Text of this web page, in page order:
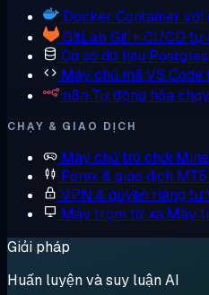
Docker Container với
GitLab Git + CI/CD tự
Cơ sở dữ liệu
Máy chủ mãVS
n8n Tự động hóa
CHẠY & GIAO DỊCH
Máy chủ trò chơi
Forex & giao dịch
VPN & quyền riêng tư
Máy trạm từ xa Máy
Giải pháp
Huấn luyện và suy luận AI